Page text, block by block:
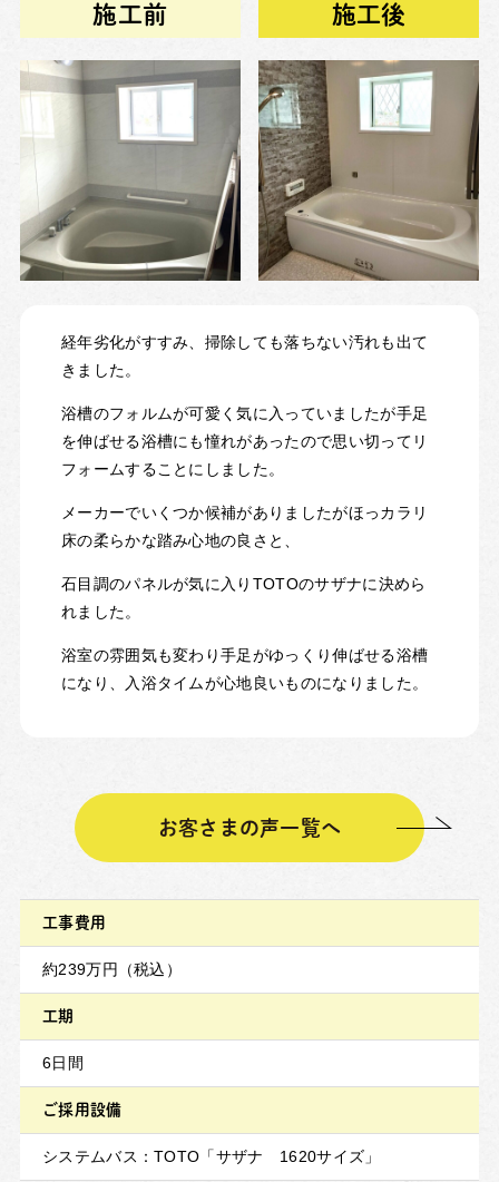
施工前 施工後
経年劣化がすすみ、掃除しても落ちない汚れも出て
きました。
浴槽のフォルムが可愛く気に入っていましたが手足
を伸ばせる浴槽にも憧れがあったので思い切ってリ
フォームすることにしました。
メーカーでいくつか候補がありましたがほっカラリ
床の柔らかな踏み心地の良さと、
石目調のパネルが気に入りTOTOのサザナに決めら
れました。
浴室の雰囲気も変わり手足がゆっくり伸ばせる浴槽
になり、入浴タイムが心地良いものになりました。
お客さまの声一覧へ
工事費用
約239万円（税込）
工期
6日間
ご採用設備
システムバス：TOTO「サザナ 1620サイズ」